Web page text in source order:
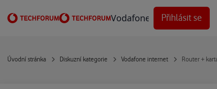
Vodafone Techforum
Přihlásit se
Úvodní stránka Diskuzní kategorie Vodafone internet Router +